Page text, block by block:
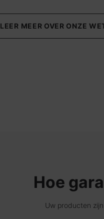
LEER MEER OVER ONZE
Hoe
Uw producten